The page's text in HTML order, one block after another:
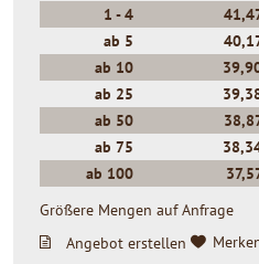
1 -4
ab 5
ab 10
ab 25
ab 50
ab 75
ab 100
Größere Mengen auf Anfrage
Angebot erstellen